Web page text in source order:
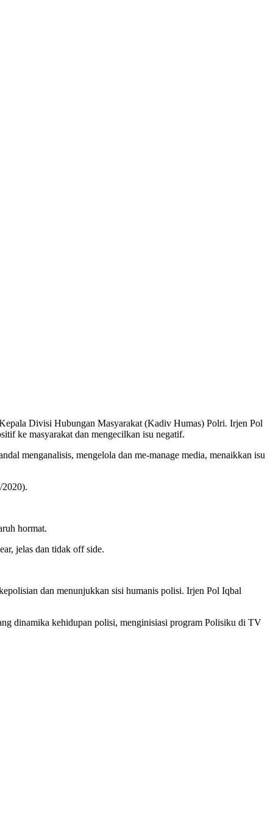
Divisi Hubungan Masyarakat (Kadiv Humas) Polri. Irjen Pol
ke masyarakat dan mengecilkan isu negatif.
menganalisis, mengelola dan me-manage media, menaikkan isu
2020).
hormat.
jelas dan tidak off side.
dan menunjukkan sisi humanis polisi. Irjen Pol Iqbal
dinamika kehidupan polisi, menginisiasi program Polisiku di TV